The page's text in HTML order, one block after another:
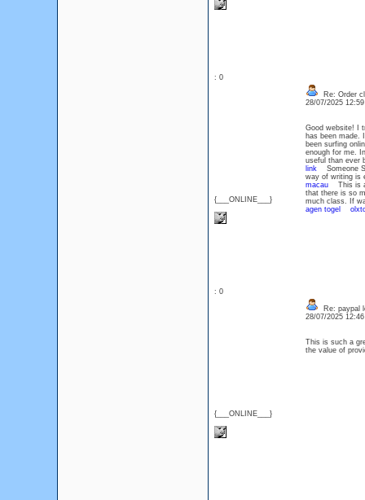
: 0
{___ONLINE___}
Re: Order
28/07/2025
Good website! I
has been
been surfing
enough for me.
useful than
linkSomeone
way of writing is
macauThis is a
that there is so
much class. If
agen togel
: 0
{___ONLINE___}
Re: paypal
28/07/2025
This is such a
the value of